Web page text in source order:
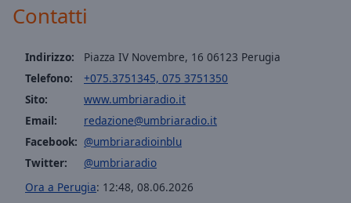
Background
Opacity
Caption
Area
Background
Contatti
Indirizzo:
Piazza IV Novembre, 16 06123 Perugia
Telefono:
+075.3751345, 075 3751350
Sito:
www.umbriaradio.it
Email:
redazione@umbriaradio.it
Facebook: @umbriaradioinblu
Twitter:
@umbriaradio
Ora a Perugia: 12:48, 08.06.2026